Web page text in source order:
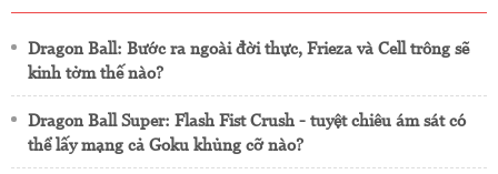
Dragon Ball: Bước ra ngoài đời thực, Frieza và Cell trông sẽ
kinh tởm thế nào?
Dragon Ball Super: Flash Fist Crush - tuyệt chiêu ám sát có
thể lấy mạng cả Goku khủng cỡ nào?